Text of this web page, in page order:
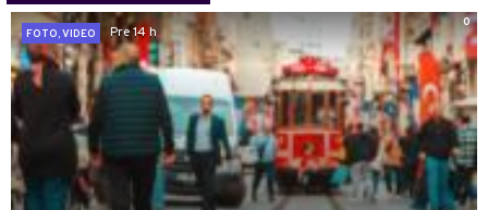
0
FOTO, VIDEO
Pre 14 h